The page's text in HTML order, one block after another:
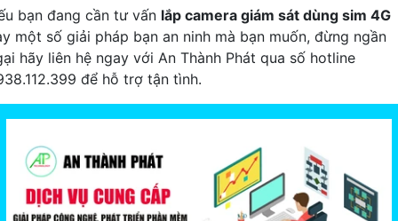
bạn đang cần tư vấn lắp camera giám sát dùng sim 4G
một số giải pháp bạn an ninh mà bạn muốn, đừng ngần
hãy liên hệ ngay với An Thành Phát qua số hotline
để hỗ trợ tận tình.